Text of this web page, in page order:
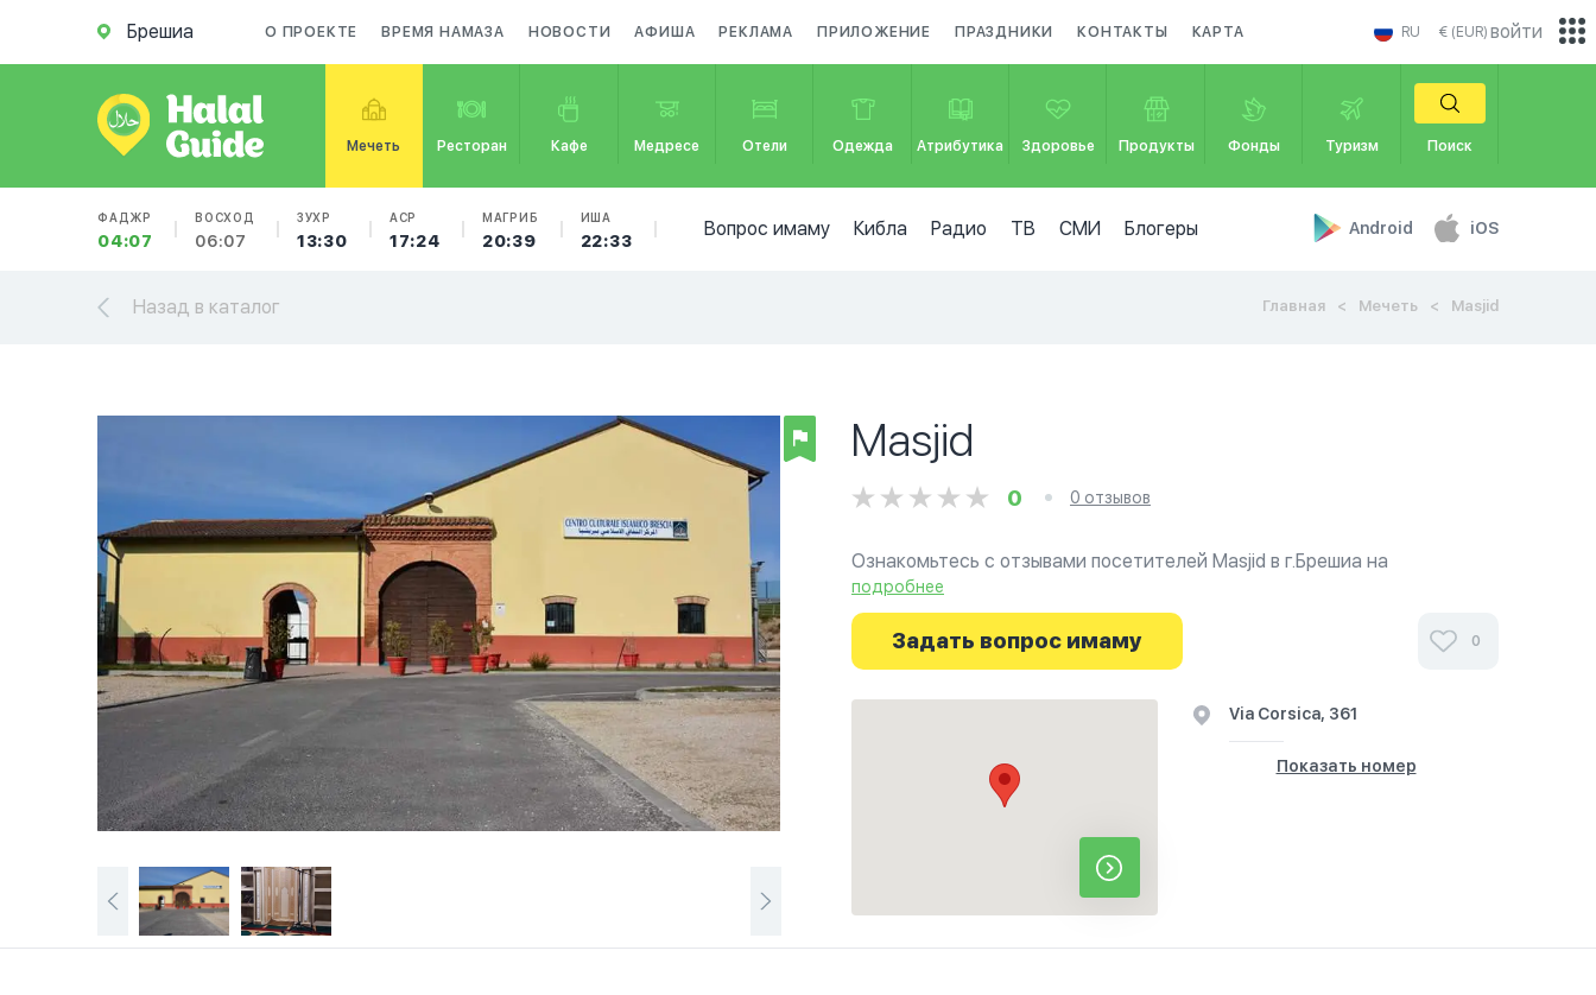
Брешиа О ПРОЕКТЕ ВРЕМЯ НАМАЗА НОВОСТИ АФИША РЕКЛАМА ПРИЛОЖЕНИЕ ПРАЗДНИКИ КОНТАКТЫ КАРТА RU € (EUR)
Мечеть Ресторан Кафе Медресе Отели Одежда Атрибутика Здоровье Продукты Фонды Туризм Поиск
ФАДЖР
04:07
ВОСХОД
06:07
ЗУХР
13:30
АСР
17:24
МАГРИБ
20:39
ИША
22:33
Вопрос имаму Кибла Радио ТВ СМИ Блогеры Android iOS
войти
Назад в каталог Главная Мечеть Masjid
Masjid
0 0 отзывов
Ознакомьтесь с отзывами посетителей Masjid в г.Брешиа на
фотографиях и узнайте о часах работы. Ваше духовное путешествие
начинается здесь.
подробнее
Задать вопрос имаму 0
Via Corsica, 361
Показать номер